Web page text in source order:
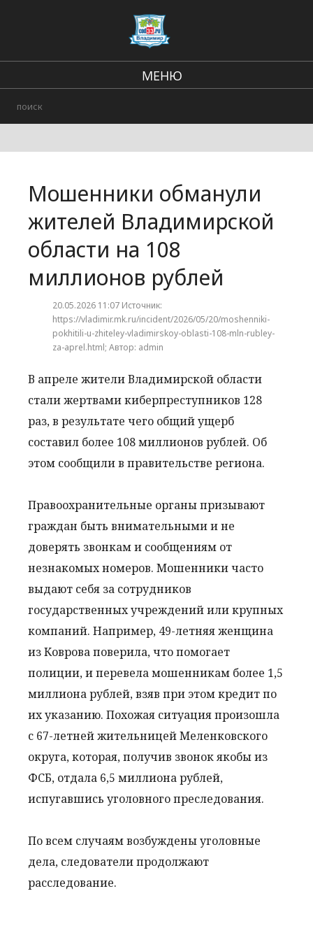
МЕНЮ
Городские события
Мошенники обманули
жителей Владимирской
области на 108
миллионов рублей
20.05.2026 11:07 Источник:
https://vladimir.mk.ru/incident/2026/05/20/moshenniki-
pokhitili-u-zhiteley-vladimirskoy-oblasti-108-mln-rubley-
za-aprel.html; Автор: admin
В апреле жители Владимирской области
стали жертвами киберпреступников 128
раз, в результате чего общий ущерб
составил более 108 миллионов рублей. Об
этом сообщили в правительстве региона.
Правоохранительные органы призывают
граждан быть внимательными и не
доверять звонкам и сообщениям от
незнакомых номеров. Мошенники часто
выдают себя за сотрудников
государственных учреждений или крупных
компаний. Например, 49-летняя женщина
из Коврова поверила, что помогает
полиции, и перевела мошенникам более 1,5
миллиона рублей, взяв при этом кредит по
их указанию. Похожая ситуация произошла
с 67-летней жительницей Меленковского
округа, которая, получив звонок якобы из
ФСБ, отдала 6,5 миллиона рублей,
испугавшись уголовного преследования.
По всем случаям возбуждены уголовные
дела, следователи продолжают
расследование.